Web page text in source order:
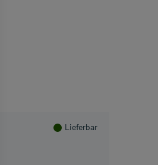
Lieferbar